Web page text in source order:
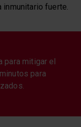
inmunitario fuerte.
para mitigar el
para